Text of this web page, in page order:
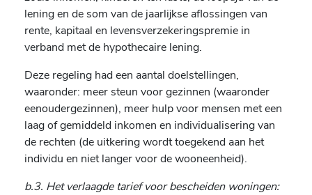
lening en de som van de jaarlijkse aflossingen van
rente, kapitaal en levensverzekeringspremie in
verband met de hypothecaire lening.
Deze regeling had een aantal doelstellingen,
waaronder: meer steun voor gezinnen (waaronder
eenoudergezinnen), meer hulp voor mensen met een
laag of gemiddeld inkomen en individualisering van
de rechten (de uitkering wordt toegekend aan het
individu en niet langer voor de wooneenheid).
b.3. Het verlaagde tarief voor bescheiden woningen: